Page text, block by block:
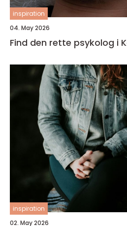
inspiration
04. May 2026
Find den rette psykolog i
inspiration
02. May 2026